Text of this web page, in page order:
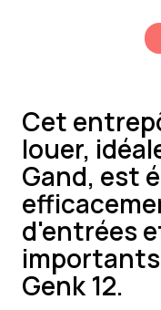
Cet
louer,
Gand, est
d'entrées
Genk 12.